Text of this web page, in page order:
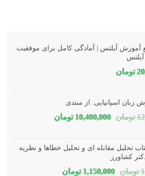
آموزش آیلتس | آمادگی کامل برای موفقیت
تومان
زبان اسپانیایی: از مبتدی
تومان قیمت
بود.
10,400,000 تومانقیمت
است.
تحلیل مقابله ای و تحلیل خطاها و نظریه
کشاورز
تومان قیمت
1,150,000 تومانقیمت